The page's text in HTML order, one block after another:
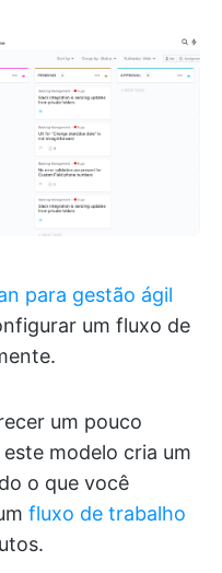
para gestão ágil
um fluxo de
um pouco
modelo cria um
o que você
fluxo de trabalho